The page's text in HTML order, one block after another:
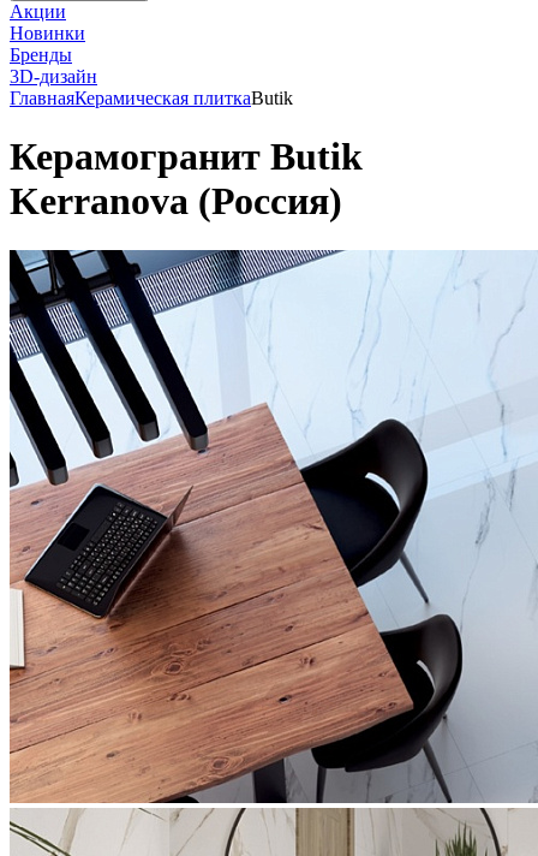
Акции
Новинки
Бренды
3D-дизайн
ГлавнаяКерамическая плиткаButik
Керамогранит Butik
Kerranova (Россия)